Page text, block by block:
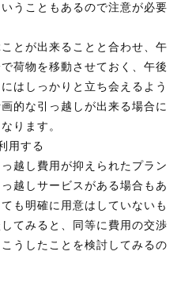
うこともあるので注意が必要
とが出来ることと合わせ、午
荷物を移動させておく、午後
はしっかりと立ち会えるよう
的な引っ越しが出来る場合に
ります。
用する
越し費用が抑えられたプラン
越しサービスがある場合もあ
も明確に用意はしていないも
てみると、同等に費用の交渉
うしたことを検討してみるの